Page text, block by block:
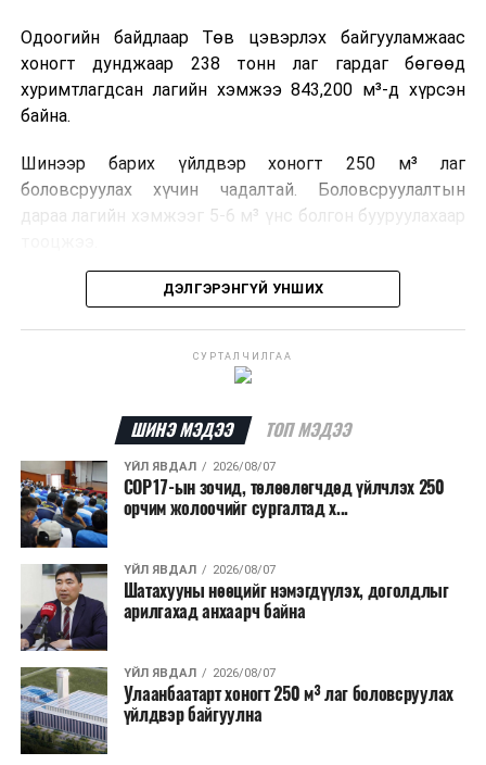
Одоогийн байдлаар Төв цэвэрлэх байгууламжаас
хоногт дунджаар 238 тонн лаг гардаг бөгөөд
хуримтлагдсан лагийн хэмжээ 843,200 м³-д хүрсэн
байна.
Шинээр барих үйлдвэр хоногт 250 м³ лаг
боловсруулах хүчин чадалтай. Боловсруулалтын
дараа лагийн хэмжээг 5-6 м³ үнс болгон бууруулахаар
Төслийн техник, эдийн засгийн үндэслэлийг
магадлалын ерөнхий дүгнэлтээр баталгаажуулсан
Мөн Нийслэлийн иргэдийн Төлөөлөгчдийн Хурлын
2025 оны 25/01 дүгээр тогтоолоор баталсан “Төр,
хувийн хэвшлийн түншлэлээр нийслэлд хэрэгжүүлэх
төслийн жагсаалт”-д лаг хатааж, шатаах үйлдвэр
барих төслийг төр, хувийн хэвшлийн түншлэлийн
хэлбэрээр хэрэгжүүлэхээр тусгажээ.
Лаг хатаах, шатаах технологи нь бохир ус цэвэрлэх
байгууламжаас гардаг лагийг байгаль орчинд аюулгүй
аргаар боловсруулж, эзлэхүүнийг эрс бууруулах
зориулалттай. Лагийг өндөр температурт шатааснаар
эзлэхүүн нь 90 хүртэл хувиар буурч, бактери, вирус
болон бусад өвчин үүсгэгч бичил биетнийг устгах
ДЭЛГЭРЭНГҮЙ УНШИХ
СУРТАЛЧИЛГАА
ШИНЭ МЭДЭЭ ТОП МЭДЭЭ
ҮЙЛ ЯВДАЛ 2026/08/07
COP17-ын зочид, төлөөлөгчдөд үйлчлэх 250
орчим жолоочийг сургалтад х...
ҮЙЛ ЯВДАЛ 2026/08/07
Шатахууны нөөцийг нэмэгдүүлэх, доголдлыг
арилгахад анхаарч байна
ҮЙЛ ЯВДАЛ 2026/08/07
Улаанбаатарт хоногт 250 м³ лаг боловсруулах
үйлдвэр байгуулна